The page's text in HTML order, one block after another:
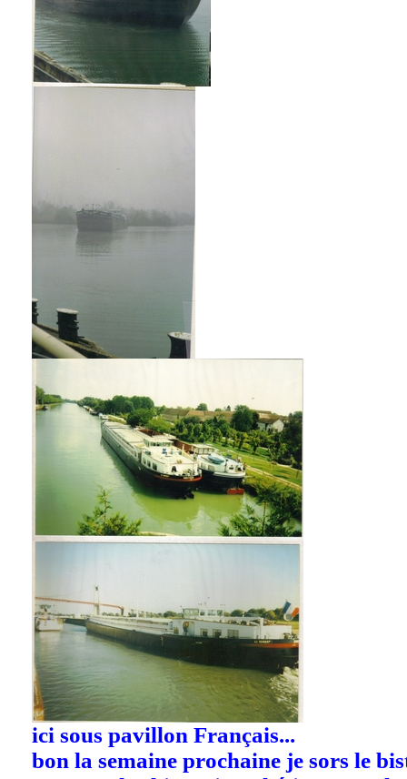
ici sous pavillon Français...
bon la semaine prochaine je sors le